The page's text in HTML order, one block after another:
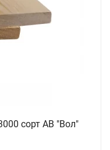
сорт АВ "Вол"